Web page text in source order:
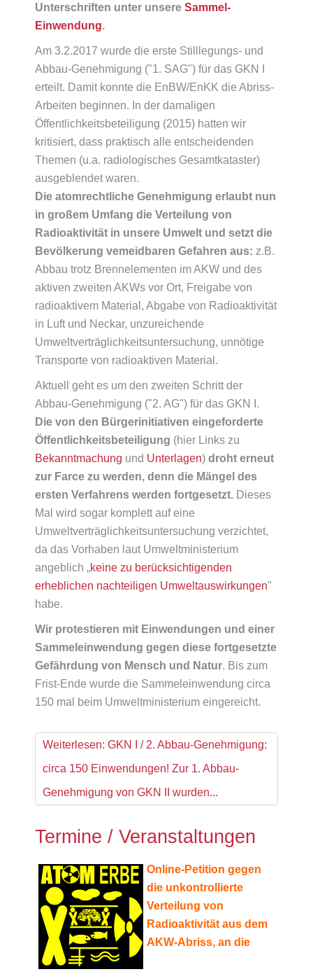
Unterschriften unter unsere Sammel-
Einwendung.
Am 3.2.2017 wurde die erste Stilllegungs- und
Abbau-Genehmigung ("1. SAG") für das GKN I
erteilt. Damit konnte die EnBW/EnKK die Abriss-
Arbeiten beginnen. In der damaligen
Öffentlichkeitsbeteiligung (2015) hatten wir
kritisiert, dass praktisch alle entscheidenden
Themen (u.a. radiologisches Gesamtkataster)
ausgeblendet waren.
Die atomrechtliche Genehmigung erlaubt nun
in großem Umfang die Verteilung von
Radioaktivität in unsere Umwelt und setzt die
Bevölkerung vemeidbaren Gefahren aus: z.B.
Abbau trotz Brennelementen im AKW und des
aktiven zweiten AKWs vor Ort, Freigabe von
radioaktivem Material, Abgabe von Radioaktivität
in Luft und Neckar, unzureichende
Umweltverträglichkeitsuntersuchung, unnötige
Transporte von radioaktiven Material.
Aktuell geht es um den zweiten Schritt der
Abbau-Genehmigung ("2. AG") für das GKN I.
Die von den Bürgerinitiativen eingeforderte
Öffentlichkeitsbeteiligung (hier Links zu
Bekanntmachung und Unterlagen) droht erneut
zur Farce zu werden, denn die Mängel des
ersten Verfahrens werden fortgesetzt. Dieses
Mal wird sogar komplett auf eine
Umweltverträglichkeitsuntersuchung verzichtet,
da das Vorhaben laut Umweltministerium
angeblich „keine zu berücksichtigenden
erheblichen nachteiligen Umweltauswirkungen"
habe.
Wir protestieren mit Einwendungen und einer
Sammeleinwendung gegen diese fortgesetzte
Gefährdung von Mensch und Natur. Bis zum
Frist-Ende wurde die Sammeleinwendung circa
150 mal beim Umweltministerium eingereicht.
Weiterlesen: GKN I / 2. Abbau-Genehmigung:
circa 150 Einwendungen! Zur 1. Abbau-
Genehmigung von GKN II wurden...
Termine / Veranstaltungen
Online-Petition gegen
die unkontrollierte
Verteilung von
Radioaktivität aus dem
AKW-Abriss, an die